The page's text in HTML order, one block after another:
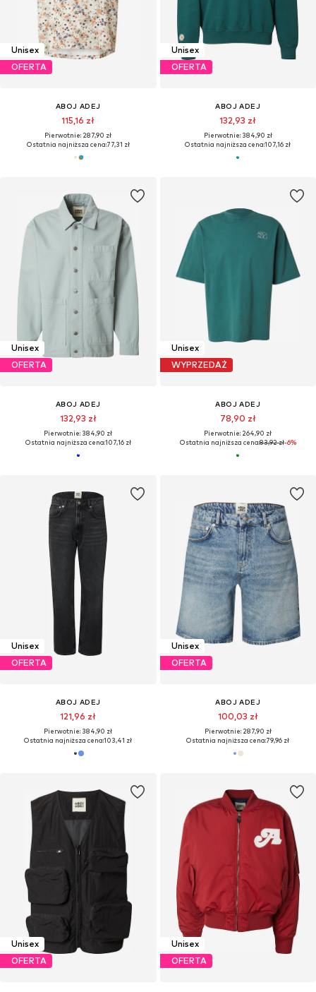
Unisex
OFERTA
ABOJ ADEJ
115,16 zł
Pierwotnie: 287,90 zł
Ostatnia najniższa cena:77,31 zł
Unisex
OFERTA
ABOJ ADEJ
132,93 zł
Pierwotnie: 384,90 zł
Ostatnia najniższa cena:107,16 zł
Unisex
OFERTA
ABOJ ADEJ
132,93 zł
Pierwotnie: 384,90 zł
Ostatnia najniższa cena:107,16 zł
Unisex
WYPRZEDAŻ
ABOJ ADEJ
78,90 zł
Pierwotnie: 264,90 zł
Ostatnia najniższa cena:83,92 zł-6%
Unisex
OFERTA
ABOJ ADEJ
121,96 zł
Pierwotnie: 384,90 zł
Ostatnia najniższa cena:103,41 zł
Unisex
OFERTA
ABOJ ADEJ
100,03 zł
Pierwotnie: 287,90 zł
Ostatnia najniższa cena:79,96 zł
Unisex
OFERTA
Unisex
OFERTA